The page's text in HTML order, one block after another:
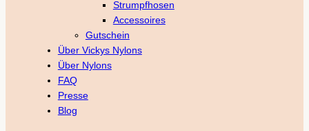
Strumpfhosen
Accessoires
Gutschein
Über Vickys Nylons
Über Nylons
FAQ
Presse
Blog